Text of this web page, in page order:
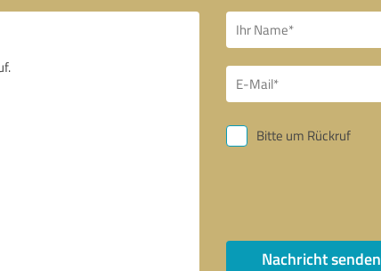
Bitte um Rückruf
Nachricht senden